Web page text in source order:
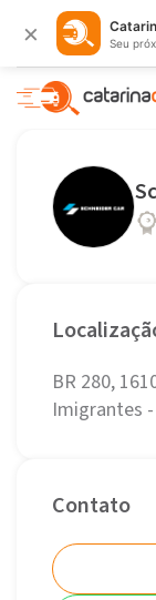
× Seu
BR 280,
Imigrantes
Contato